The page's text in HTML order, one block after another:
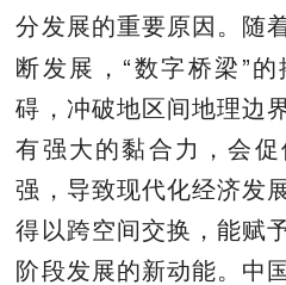
分发展的重要原因。随
断发展， “数字桥梁 ”的
碍，冲破地区间地理边
有强大的黏合力，会
强，导致现代化经济发
得以跨空间交换，能赋
阶段发展的新动能。中